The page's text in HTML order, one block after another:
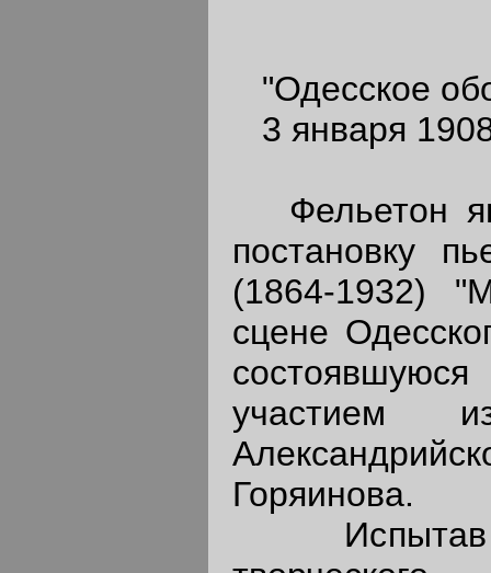
"Одесское
3 января
Фельетон
постановку
(1864-1932)
сцене
участием
Горяинова.
Испытав